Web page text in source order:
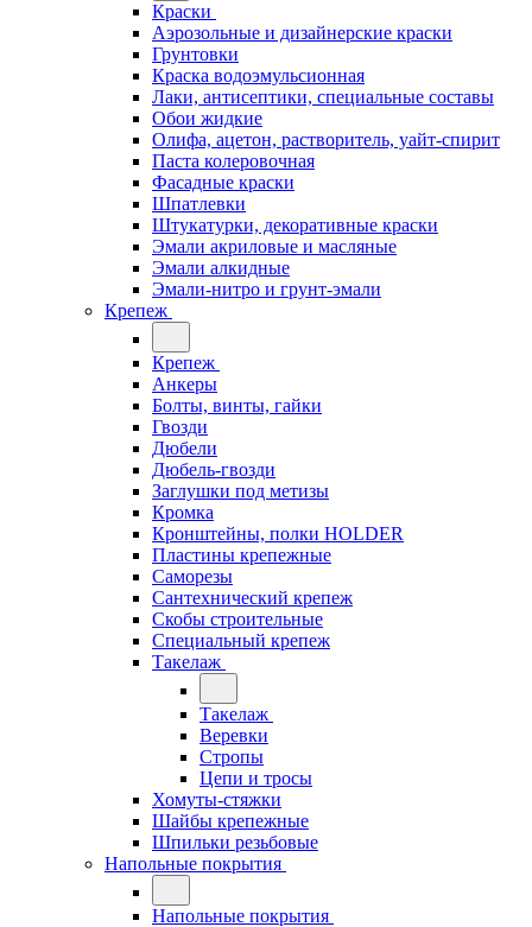
Краски
Аэрозольные и дизайнерские краски
Грунтовки
Краска водоэмульсионная
Лаки, антисептики, специальные составы
Обои жидкие
Олифа, ацетон, растворитель, уайт-спирит
Паста колеровочная
Фасадные краски
Шпатлевки
Штукатурки, декоративные краски
Эмали акриловые и масляные
Эмали алкидные
Эмали-нитро и грунт-эмали
Крепеж
Крепеж
Анкеры
Болты, винты, гайки
Гвозди
Дюбели
Дюбель-гвозди
Заглушки под метизы
Кромка
Кронштейны, полки НОLDER
Пластины крепежные
Саморезы
Сантехнический крепеж
Скобы строительные
Специальный крепеж
Такелаж
Такелаж
Веревки
Стропы
Цепи и тросы
Хомуты-стяжки
Шайбы крепежные
Шпильки резьбовые
Напольные покрытия
Напольные покрытия